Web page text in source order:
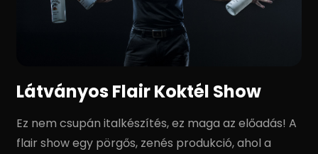
Látványos Flair Koktél Show
Ez nem csupán italkészítés, ez maga az előadás! A
flair show egy pörgős, zenés produkció, ahol a